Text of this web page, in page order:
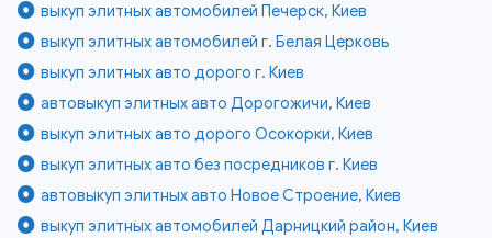
выкуп элитных автомобилей Печерск, Киев
выкуп элитных автомобилей г. Белая Церковь
выкуп элитных авто дорого г. Киев
автовыкуп элитных авто Дорогожичи, Киев
выкуп элитных авто дорого Осокорки, Киев
выкуп элитных авто без посредников г. Киев
автовыкуп элитных авто Новое Строение, Киев
выкуп элитных автомобилей Дарницкий район, Киев